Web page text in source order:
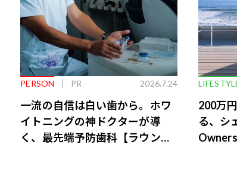
PERSON PR 2026.7.24
一流の自信は白い歯から。ホワ
イトニングの神ドクターが導
く、最先端予防歯科【ラウンジ
200万
る、シ